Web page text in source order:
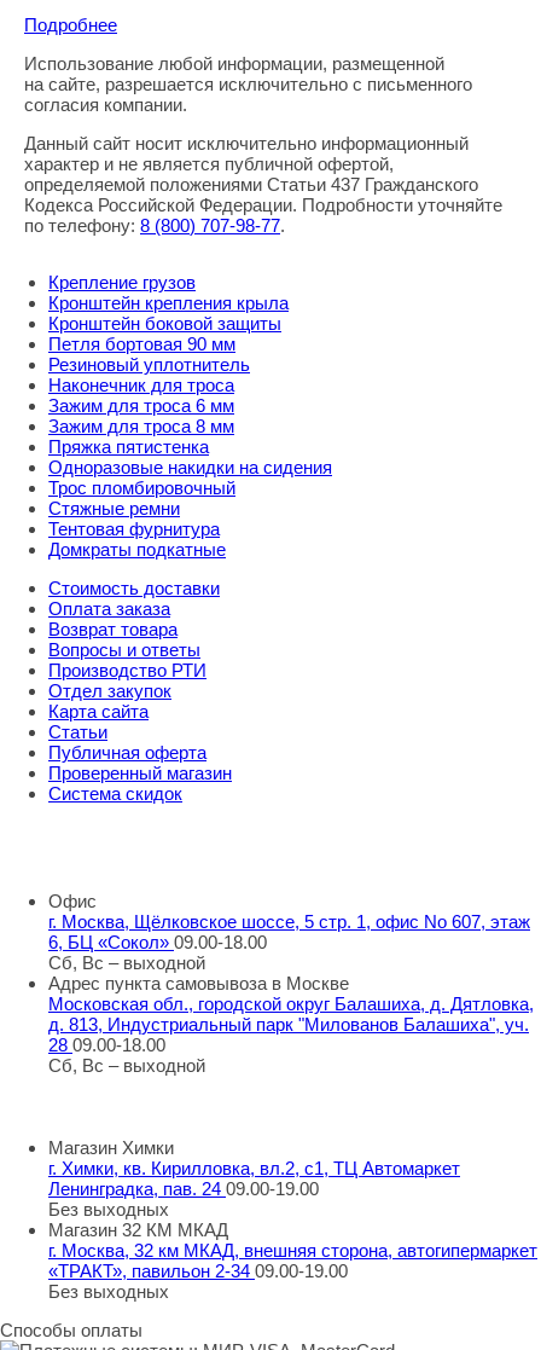
Подробнее
Правовая информация
Использование любой информации, размещенной
на сайте, разрешается исключительно с письменного
согласия компании.
Данный сайт носит исключительно информационный
характер и не является публичной офертой,
определяемой положениями Статьи 437 Гражданского
Кодекса Российской Федерации. Подробности уточняйте
по телефону: 8 (800) 707-98-77.
Крепление грузов
Кронштейн крепления крыла
Кронштейн боковой защиты
Петля бортовая 90 мм
Резиновый уплотнитель
Наконечник для троса
Зажим для троса 6 мм
Зажим для троса 8 мм
Пряжка пятистенка
Одноразовые накидки на сидения
Трос пломбировочный
Стяжные ремни
Тентовая фурнитура
Домкраты подкатные
Стоимость доставки
Оплата заказа
Возврат товара
Вопросы и ответы
Производство РТИ
Отдел закупок
Карта сайта
Статьи
Публичная оферта
Проверенный магазин
Система скидок
Офис
г. Москва, Щёлковское шоссе, 5 стр. 1, офис No 607, этаж
6, БЦ «Сокол» 09.00-18.00
Сб, Вс – выходной
Адрес пункта самовывоза в Москве
Московская обл., городской округ Балашиха, д. Дятловка,
д. 813, Индустриальный парк "Милованов Балашиха", уч.
28 09.00-18.00
Сб, Вс – выходной
Магазин Химки
г. Химки, кв. Кирилловка, вл.2, с1, ТЦ Автомаркет
Ленинградка, пав. 24 09.00-19.00
Без выходных
Магазин 32 КМ МКАД
г. Москва, 32 км МКАД, внешняя сторона, автогипермаркет
«ТРАКТ», павильон 2-34 09.00-19.00
Без выходных
Способы оплаты